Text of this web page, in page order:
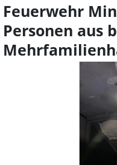
Feuerwehr
Personen aus